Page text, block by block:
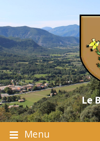
content
main
navigation
footer
Le
Menu